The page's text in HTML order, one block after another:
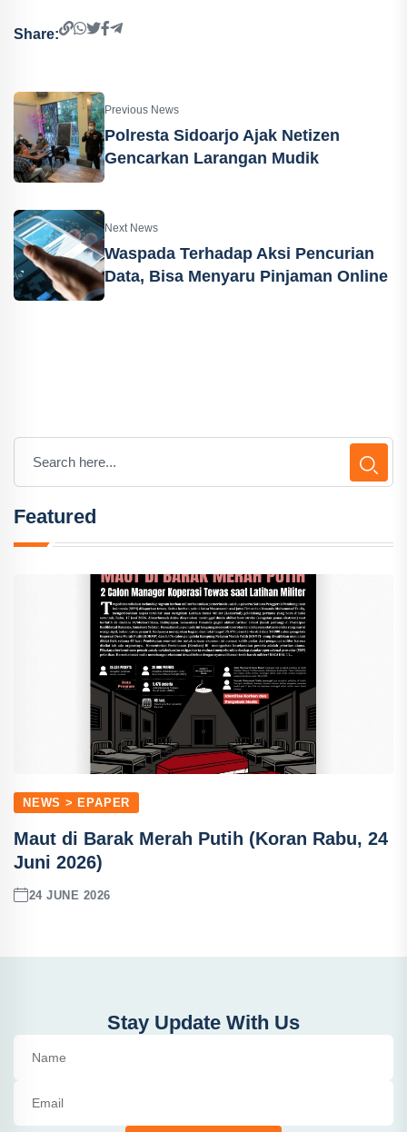
Share:
Previous News
Polresta Sidoarjo Ajak Netizen
Gencarkan Larangan Mudik
Next News
Waspada Terhadap Aksi Pencurian
Data, Bisa Menyaru Pinjaman Online
Featured
NEWS > EPAPER
Maut di Barak Merah Putih (Koran Rabu, 24
Juni 2026)
24 JUNE 2026
Stay Update With Us